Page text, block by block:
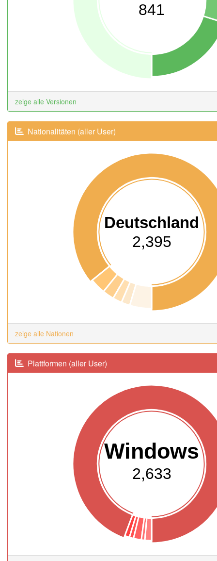
841
zeige alle Versionen
Nationalitäten (aller User)
Deutschland
2,395
zeige alle Nationen
Plattformen (aller User)
Windows
2,633